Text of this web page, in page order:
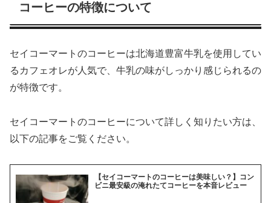
コーヒーの特徴について
セイコーマートのコーヒーは北海道豊富牛乳を使用してい
るカフェオレが人気で、牛乳の味がしっかり感じられるの
が特徴です。
セイコーマートのコーヒーについて詳しく知りたい方は、
以下の記事をご覧ください。
【セイコーマートのコーヒーは美味しい？】コン
ビニ最安級の淹れたてコーヒーを本音レビュー